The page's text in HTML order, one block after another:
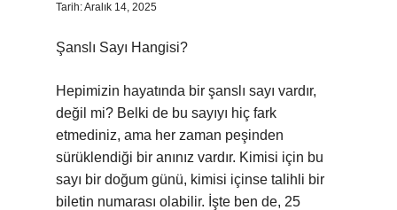
Tarih: Aralık 14, 2025
Şanslı Sayı Hangisi?
Hepimizin hayatında bir şanslı sayı vardır,
değil mi? Belki de bu sayıyı hiç fark
etmediniz, ama her zaman peşinden
sürüklendiği bir anınız vardır. Kimisi için bu
sayı bir doğum günü, kimisi içinse talihli bir
biletin numarası olabilir. İşte ben de, 25